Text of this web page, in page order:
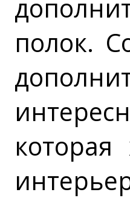
полок.